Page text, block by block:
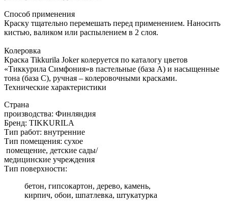
Способ применения
Краску тщательно перемешать перед применением. Наносить
кистью, валиком или распылением в 2 слоя.
Колеровка
Краска Tikkurila Joker колеруется по каталогу цветов
«Тиккурила Симфония»в пастельные (база А) и насыщенные
тона (база C), ручная – колеровочными красками.
Технические характеристики
Страна
производства: Финляндия
Бренд: TIKKURILA
Тип работ: внутренние
Тип помещения: сухое
помещение, детские сады/
медицинские учреждения
Тип поверхности:
бетон, гипсокартон, дерево, камень,
кирпич, обои, шпатлевка, штукатурка